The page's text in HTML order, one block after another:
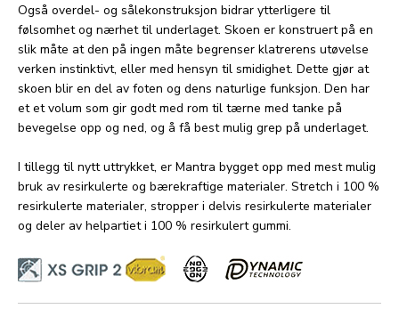
Også overdel- og sålekonstruksjon bidrar ytterligere til
følsomhet og nærhet til underlaget. Skoen er konstruert på en
slik måte at den på ingen måte begrenser klatrerens utøvelse
verken instinktivt, eller med hensyn til smidighet. Dette gjør at
skoen blir en del av foten og dens naturlige funksjon. Den har
et et volum som gir godt med rom til tærne med tanke på
bevegelse opp og ned, og å få best mulig grep på underlaget.
I tillegg til nytt uttrykket, er Mantra bygget opp med mest mulig
bruk av resirkulerte og bærekraftige materialer. Stretch i 100 %
resirkulerte materialer, stropper i delvis resirkulerte materialer
og deler av helpartiet i 100 % resirkulert gummi.